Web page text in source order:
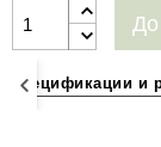
Спецификации и